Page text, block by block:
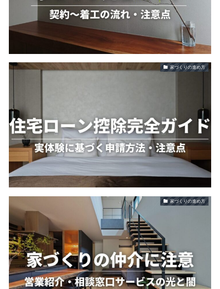
家づくりの進め方
家づくりの進め方